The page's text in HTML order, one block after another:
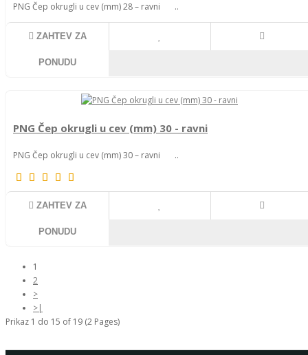
PNG Čep okrugli u cev (mm) 28 – ravni ..
ZAHTEV ZA
PONUDU
PNG Čep okrugli u cev (mm) 30 - ravni
PNG Čep okrugli u cev (mm) 30 – ravni ..
ZAHTEV ZA
PONUDU
1
2
>
>|
Prikaz 1 do 15 of 19 (2 Pages)